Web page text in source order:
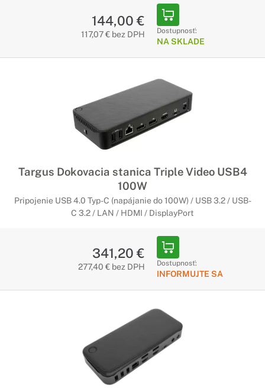
144,00 €
117,07 € bez DPH Dostupnosť:
NA SKLADE
Targus Dokovacia stanica Triple Video USB4
100W
Pripojenie USB 4.0 Typ-C (napájanie do 100W) / USB 3.2 / USB-
C 3.2 / LAN / HDMI / DisplayPort
341,20 €
277,40 € bez DPH Dostupnosť:
INFORMUJTE SA